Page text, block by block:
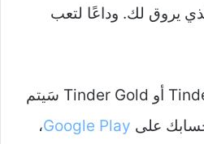
يروق لك. وداعًا لتعب
إذا اخترت شراء Tinder Plus أو Tinder Gold سَيتم
على Google Play،